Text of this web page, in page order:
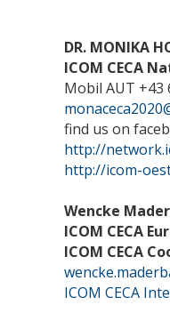
DR. MONIKA
ICOM CECA
Mobil AUT +43
find us on
http://
http://icom-
Wencke
ICOM CECA
ICOM CECA
ICOM CECA